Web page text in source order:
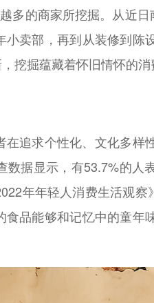
的商家所挖掘。从近日
卖部，再到从装修到陈
掘蕴藏着怀旧情怀的消
追求个性化、文化多样
据显示，有53.7%的人
年年轻人消费生活观察
品能够和记忆中的童年